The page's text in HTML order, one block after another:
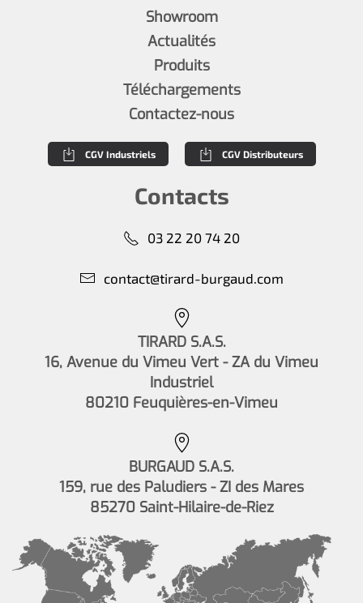
Showroom
Actualités
Produits
Téléchargements
Contactez-nous
CGV Industriels CGV Distributeurs
Contacts
03 22 20 74 20
contact@tirard-burgaud.com
TIRARD S.A.S.
16, Avenue du Vimeu Vert - ZA du Vimeu
Industriel
80210 Feuquières-en-Vimeu
BURGAUD S.A.S.
159, rue des Paludiers - ZI des Mares
85270 Saint-Hilaire-de-Riez